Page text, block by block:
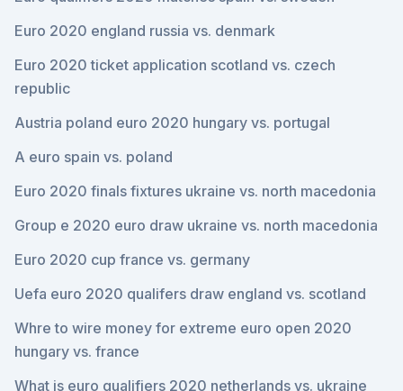
Euro 2020 england russia vs. denmark
Euro 2020 ticket application scotland vs. czech
republic
Austria poland euro 2020 hungary vs. portugal
A euro spain vs. poland
Euro 2020 finals fixtures ukraine vs. north macedonia
Group e 2020 euro draw ukraine vs. north macedonia
Euro 2020 cup france vs. germany
Uefa euro 2020 qualifers draw england vs. scotland
Whre to wire money for extreme euro open 2020
hungary vs. france
What is euro qualifiers 2020 netherlands vs. ukraine